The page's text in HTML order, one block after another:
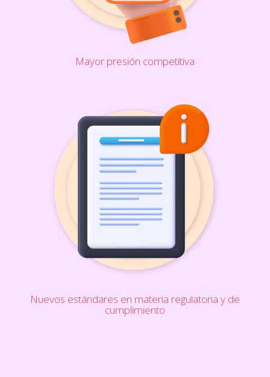
Mayor presión competitiva
Nuevos estándares en materia regulatoria y de
cumplimiento